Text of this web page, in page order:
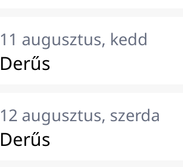
11 augusztus, kedd
Derűs
12 augusztus, szerda
Derűs